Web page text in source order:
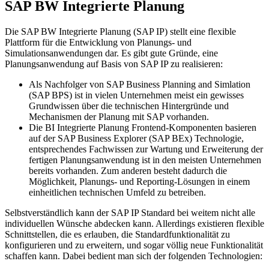
SAP BW Integrierte Planung
Die SAP BW Integrierte Planung (SAP IP) stellt eine flexible
Plattform für die Entwicklung von Planungs- und
Simulationsanwendungen dar. Es gibt gute Gründe, eine
Planungsanwendung auf Basis von SAP IP zu realisieren:
Als Nachfolger von SAP Business Planning and Simlation
(SAP BPS) ist in vielen Unternehmen meist ein gewisses
Grundwissen über die technischen Hintergründe und
Mechanismen der Planung mit SAP vorhanden.
Die BI Integrierte Planung Frontend-Komponenten basieren
auf der SAP Business Explorer (SAP BEx) Technologie,
entsprechendes Fachwissen zur Wartung und Erweiterung der
fertigen Planungsanwendung ist in den meisten Unternehmen
bereits vorhanden. Zum anderen besteht dadurch die
Möglichkeit, Planungs- und Reporting-Lösungen in einem
einheitlichen technischen Umfeld zu betreiben.
Selbstverständlich kann der SAP IP Standard bei weitem nicht alle
individuellen Wünsche abdecken kann. Allerdings existieren flexible
Schnittstellen, die es erlauben, die Standardfunktionalität zu
konfigurieren und zu erweitern, und sogar völlig neue Funktionalität
schaffen kann. Dabei bedient man sich der folgenden Technologien: